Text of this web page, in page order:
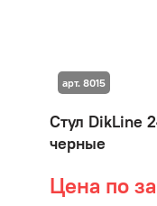
Стул DikLine
черные
Цена по
арт. 8015